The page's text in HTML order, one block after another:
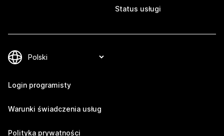
Status usługi
Login programisty
Warunki świadczenia usług
Polityka prywatności